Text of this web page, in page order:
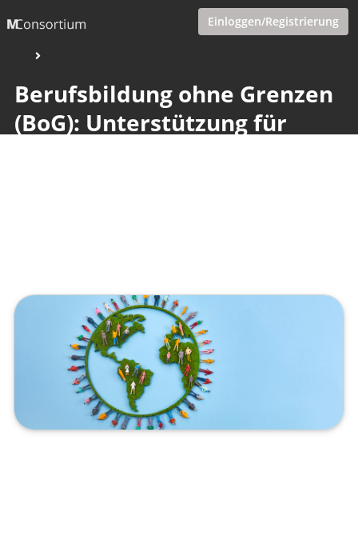
Einloggen/Registrierung
Berufsbildung ohne Grenzen
(BoG): Unterstützung für